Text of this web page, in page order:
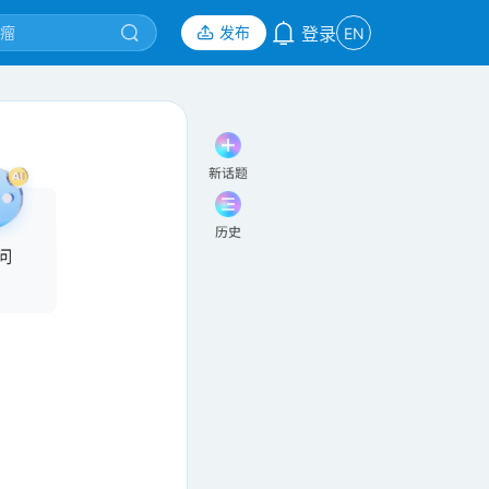
发布 登录 EN